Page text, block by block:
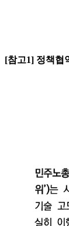
[참고1] 정책협